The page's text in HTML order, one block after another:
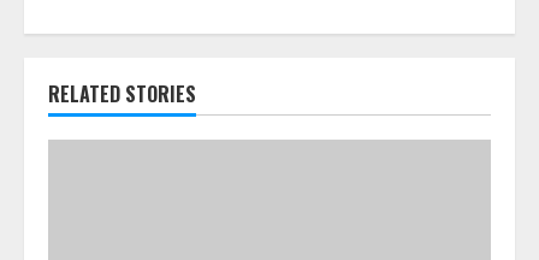
RELATED STORIES